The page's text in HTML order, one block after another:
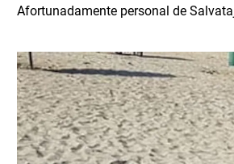
Afortunadamente personal de